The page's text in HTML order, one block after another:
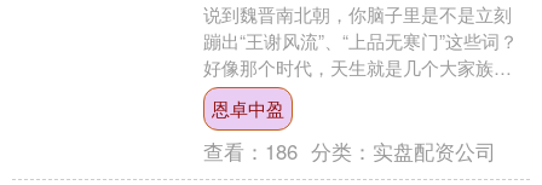
说到魏晋南北朝，你脑子里是不是立刻
蹦出“王谢风流”、“上品无寒门”这些词？
好像那个时代，天生就是几个大家族说
了算。但你知道吗，这一切的“制度总开
关”，最初的设计....
恩卓中盈
查看： 186 分类： 实盘配资公司